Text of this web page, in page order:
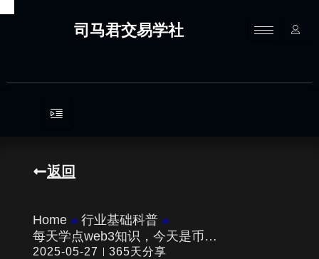
司马君交易学社
返回
Home » 行业基础科普 »
每天学点web3知识，今天是币…
2025-05-27 365天分享